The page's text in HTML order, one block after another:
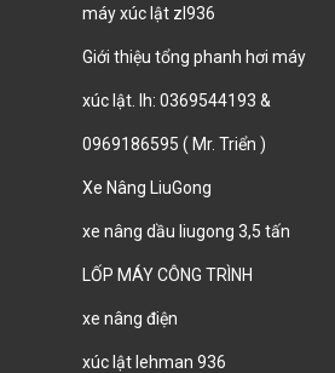
máy xúc lật zl936
Giới thiệu tổng phanh hơi máy
xúc lật. lh: 0369544193 &
0969186595 ( Mr. Triển )
Xe Nâng LiuGong
xe nâng dầu liugong 3,5 tấn
LỐP MÁY CÔNG TRÌNH
xe nâng điện
xúc lật lehman 936